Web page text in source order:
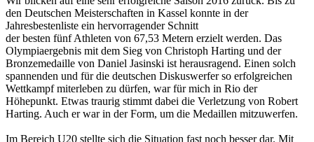
den Deutschen Meisterschaften in Kassel konnte in der
Jahresbestenliste ein hervorragender Schnitt
der besten fünf Athleten von 67,53 Metern erzielt werden. Das
Olympiaergebnis mit dem Sieg von Christoph Harting und der
Bronzemedaille von Daniel Jasinski ist herausragend. Einen solch
spannenden und für die deutschen Diskuswerfer so erfolgreichen
Wettkampf miterleben zu dürfen, war für mich in Rio der
Höhepunkt. Etwas traurig stimmt dabei die Verletzung von Robert
Harting. Auch er war in der Form, um die Medaillen mitzuwerfen.
Im Bereich U20 stellte sich die Situation fast noch besser dar. Mit